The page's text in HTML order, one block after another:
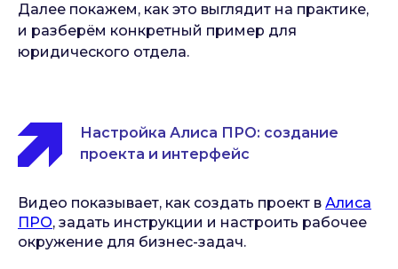
Далее покажем, как это выглядит на практике,
и разберём конкретный пример для
юридического отдела.
Настройка Алиса ПРО: создание
проекта и интерфейс
Видео показывает, как создать проект в Алиса
ПРО, задать инструкции и настроить рабочее
окружение для бизнес-задач.